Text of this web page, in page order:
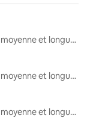
Locations moyenne et longue durée
Locations moyenne et longue durée
Locations moyenne et longue durée